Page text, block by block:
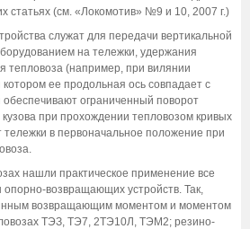
статьях (см. «Локомотив» №9 и 10, 2007 г.)
служат для передачи вертикальной
на тележки, удержания
тепловоза (например, при вилянии
ее продольная ось совпадает с
ограниченный поворот
при прохождении тепловозом кривых
тележки в первоначальное положение при
нашли практическое применение все
возвращающих устройств. Так,
возвращающим моментом и моментом
ТЭЗ, ТЭ7, 2ТЭ10Л, ТЭМ2; резино-